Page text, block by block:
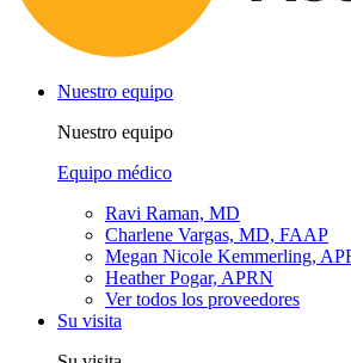
Nuestro equipo
Nuestro equipo
Equipo médico
Ravi Raman, MD
Charlene Vargas, MD, FAAP
Megan Nicole Kemmerling,
Heather Pogar, APRN
Ver todos los proveedores
Su visita